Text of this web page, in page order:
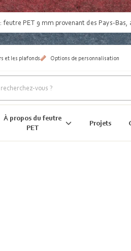
:feutre PET 9 mm provenant des Pays-Bas
et les plafonds Options de personnalisation
À propos du feutre
PET
Projets